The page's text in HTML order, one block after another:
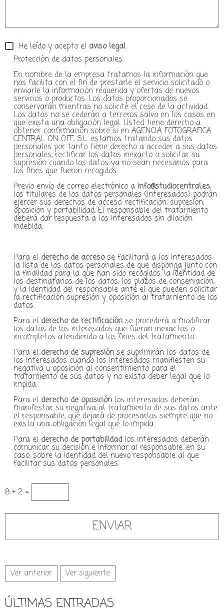
He leído y acepto el aviso legal.
Protección de datos personales.
En nombre de la empresa tratamos la información que
nos facilita con el fin de prestarle el servicio solicitado o
enviarle la información requerida y ofertas de nuevos
servicios o productos. Los datos proporcionados se
conservarán mientras no solicite el cese de la actividad.
Los datos no se cederán a terceros salvo en los casos en
que exista una obligación legal. Usted tiene derecho a
obtener confirmación sobre si en AGENCIA FOTOGRAFICA
CENTRAL ON OFF, S.L. estamos tratando sus datos
personales por tanto tiene derecho a acceder a sus datos
personales, rectificar los datos inexacto o solicitar su
supresión cuando los datos ya no sean necesarios para
los fines que fueron recogidos
Previo envío de correo electrónico a info@studiocentral.es,
los titulares de los datos personales (interesados) podrán
ejercer sus derechos de acceso, rectificación, supresión,
oposición y portabilidad. El responsable del tratamiento
deberá dar respuesta a los interesados sin dilación
indebida.
Para el derecho de accesose facilitará a los interesados
la lista de los datos personales de que disponga junto con
la finalidad para la que han sido recogidos, la identidad de
los destinatarios de los datos, los plazos de conservación,
y la identidad del responsable ante el que pueden solicitar
la rectificación supresión y oposición al tratamiento de los
datos.
Para el derecho de rectificaciónse procederá a modificar
los datos de los interesados que fueran inexactos o
incompletos atendiendo a los fines del tratamiento.
Para el derecho de supresiónse suprimirán los datos de
los interesados cuando los interesados manifiesten su
negativa u oposición al consentimiento para el
tratamiento de sus datos y no exista deber legal que lo
impida.
Para el derecho de oposiciónlos interesados deberán
manifestar su negativa al tratamiento de sus datos ante
el responsable, que dejará de procesarlos siempre que no
exista una obligación legal que lo impida.
Para el derecho de portabilidadlos interesados deberán
comunicar su decisión e informar al responsable, en su
caso, sobre la identidad del nuevo responsable al que
facilitar sus datos personales.
8 + 2 =
Ver anterior Ver siguiente
ÚLTIMAS ENTRADAS